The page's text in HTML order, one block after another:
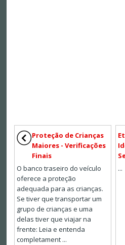
Proteção de Crianças
Maiores - Verificações
Finais
O banco traseiro do veículo
oferece a proteção
adequada para as crianças.
Se tiver que transportar um
grupo de crianças e uma
delas tiver que viajar na
frente: Leia e entenda
completament ...
...